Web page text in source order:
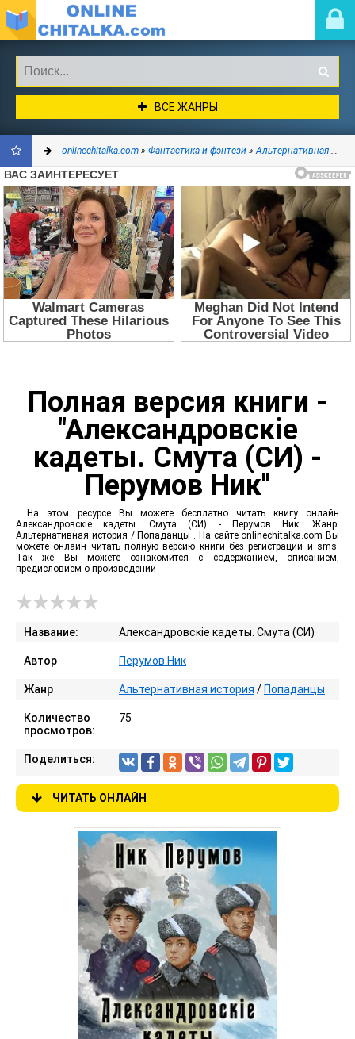
ВСЕ ЖАНРЫ
ДОБАВИТЬ
В
ЗАКЛАДКИ
onlinechitalka.com » Фантастика и фэнтези »Альтернативная история
Полная версия книги -
"Александровскiе
кадеты. Смута (СИ) -
Перумов Ник"
На этом ресурсе Вы можете бесплатно читать книгу онлайн
Александровскiе кадеты. Смута (СИ) - Перумов Ник. Жанр:
Альтернативная история / Попаданцы . На сайте onlinechitalka.com Вы
можете онлайн читать полную версию книги без регистрации и sms.
Так же Вы можете ознакомится с содержанием, описанием,
предисловием о произведении
Название: Александровскiе кадеты. Смута (СИ)
Автор Перумов Ник
Жанр Альтернативная история / Попаданцы
Количество
просмотров:
75
Поделиться:
ЧИТАТЬ ОНЛАЙН